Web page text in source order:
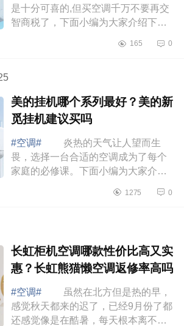
是十分可喜的,但买空调千万不要再交
智商税了，下面小编为大家介绍下防
leader空调哪个好 海尔和leader空
165 0
美的挂机哪个系列最好？美的新
觅挂机建议买吗
#空调#
炎热的天气让人望而生
畏，选择一台合适的空调成为了每个
家庭的必修课。下面小编为大家介绍
挂机建议买吗 美的挂机哪个系列
1275 0
长虹柜机空调哪款性价比高又实
惠？长虹熊猫懒空调返修率高吗
#空调#
虽然在北方但是热的早，
感觉秋天都来的迟了，已经9月份了都
还感觉像是在酷暑，每天根本离不开